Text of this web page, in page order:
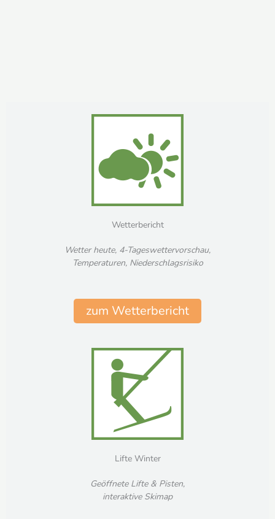
Wetterbericht
Wetter heute, 4-Tageswettervorschau,
Temperaturen, Niederschlagsrisiko
zum Wetterbericht
Lifte Winter
Geöffnete Lifte & Pisten,
interaktive Skimap